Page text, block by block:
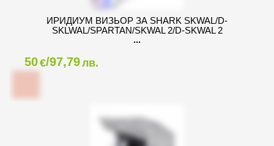
ИРИДИУМ ВИЗЬОР ЗА SHARK SKWAL/D-
SKLWAL/SPARTAN/SKWAL 2/D-SKWAL 2
50€/97,79лв.